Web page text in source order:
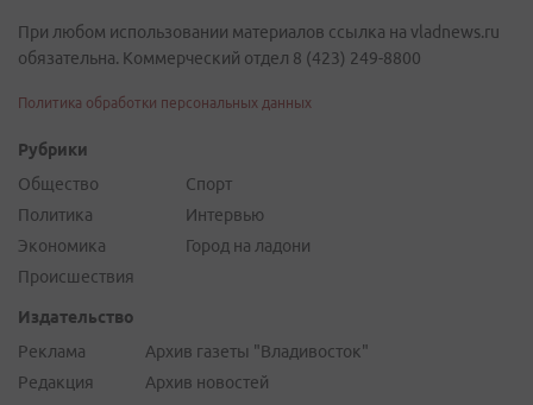
При любом использовании материалов ссылка на vladnews.ru
обязательна. Коммерческий отдел 8 (423) 249-8800
Политика обработки персональных данных
Рубрики
Общество
Политика
Экономика
Происшествия
Спорт
Интервью
Город на ладони
Издательство
Реклама
Редакция
Архив газеты "Владивосток"
Архив новостей